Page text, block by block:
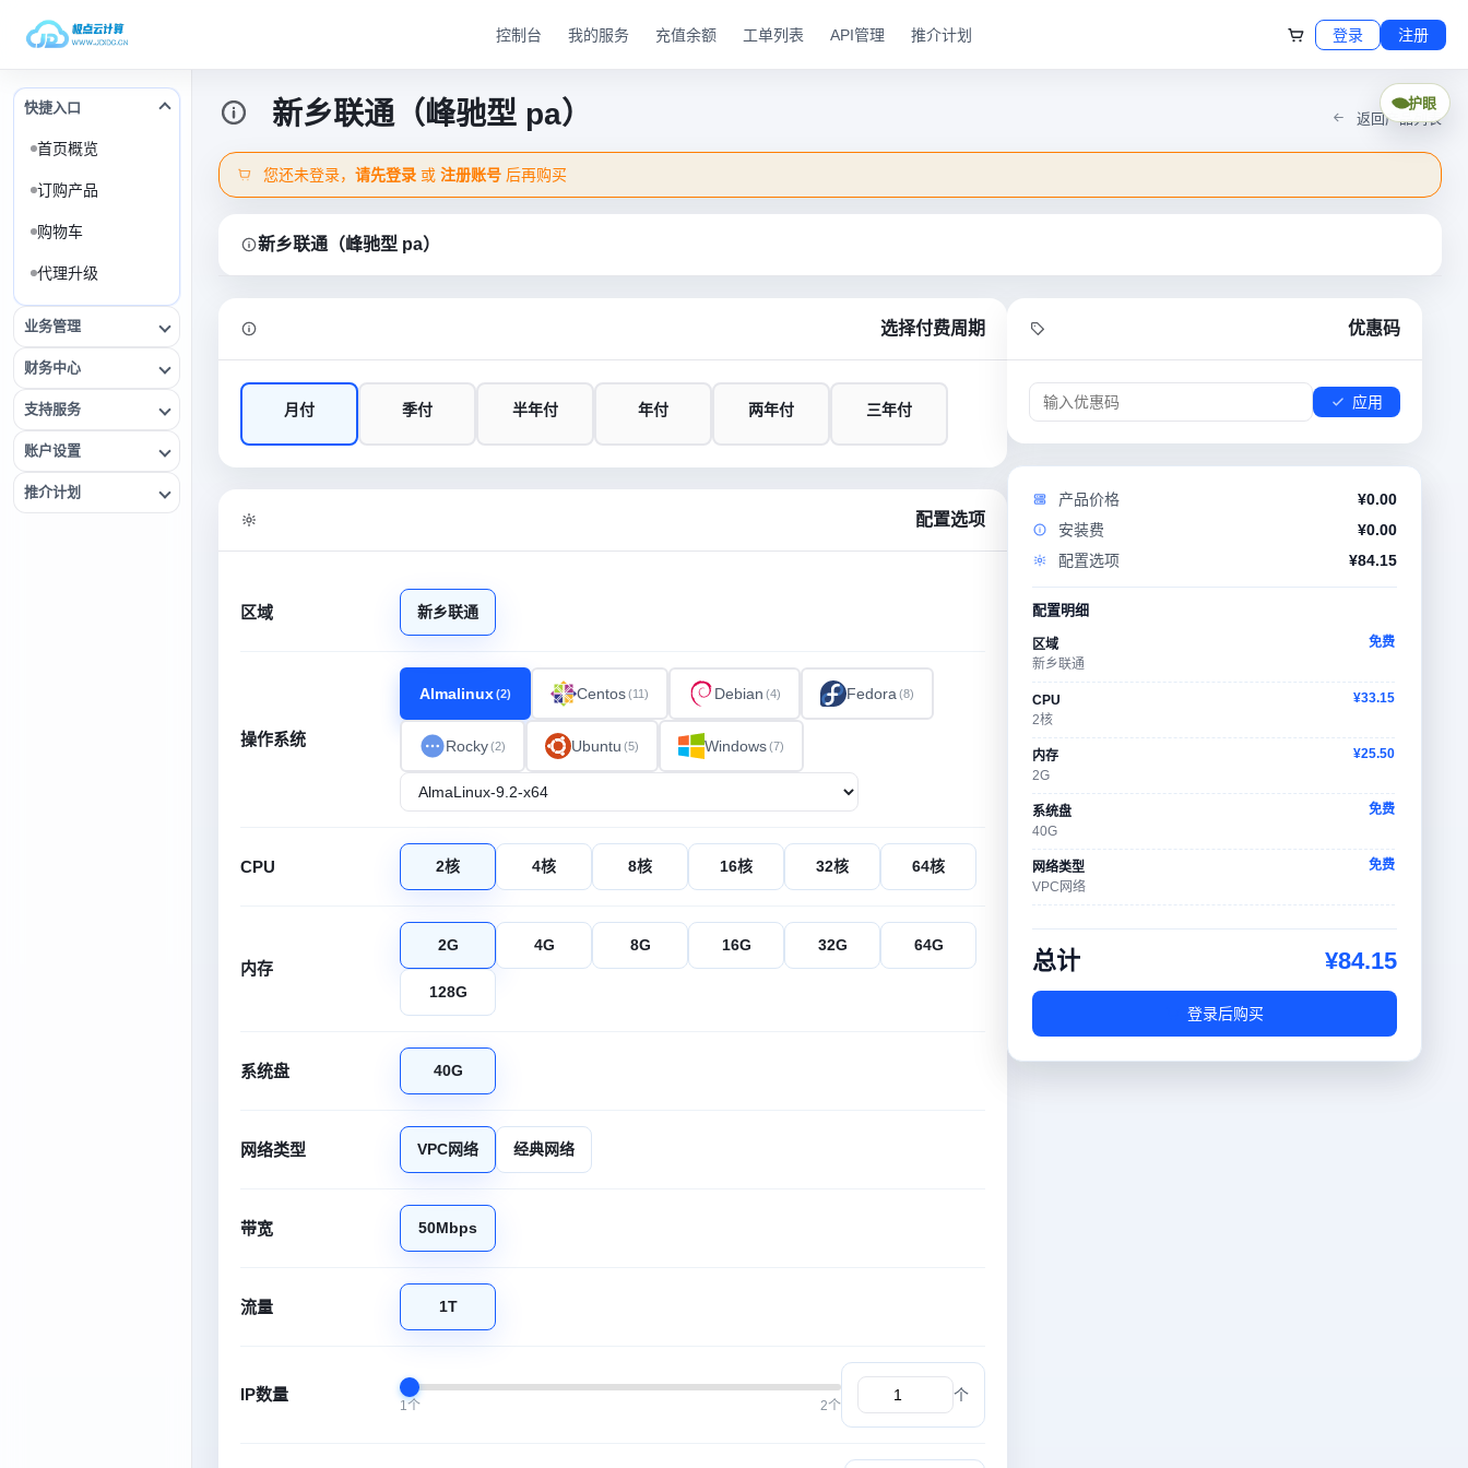
控制台 我的服务 充值余额 工单列表 API管理 推介计划 登录 注册
快捷入口
首页概览
订购产品
购物车
代理升级
业务管理
财务中心
支持服务
账户设置
推介计划
新乡联通（峰驰型 pa） 返回产品列表
您还未登录，请先登录 或注册账号 后再购买
新乡联通（峰驰型 pa）
选择付费周期
月付 季付 半年付 年付 两年付 三年付
配置选项
区域 新乡联通
操作系统
Almalinux(2) Centos(11) Debian (4) Fedora (8)
Rocky(2) Ubuntu (5) Windows(7)
CPU 2核 4核 8核 16核 32核 64核
内存
2G 4G 8G 16G 32G 64G
128G
系统盘 40G
网络类型 VPC网络 经典网络
带宽 50Mbps
流量 1T
IP数量
1个 2个
个
优惠码
应用
产品价格 ¥0.00
安装费
¥0.00
配置选项
¥84.15
配置明细
区域
新乡联通
免费
CPU
2核
¥33.15
内存
2G
¥25.50
系统盘
40G
免费
网络类型
VPC网络
免费
1T
快照数量
免费
总计 ¥84.15
登录后购买
护眼